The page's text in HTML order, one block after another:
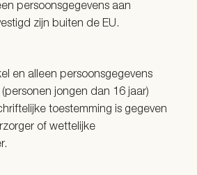
persoonsgegevens aan
zijn buiten de EU.
en alleen persoonsgegevens
jongen dan 16 jaar)
toestemming is gegeven
of wettelijke